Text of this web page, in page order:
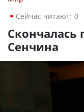
Сейчас читают: 0
Сенчина